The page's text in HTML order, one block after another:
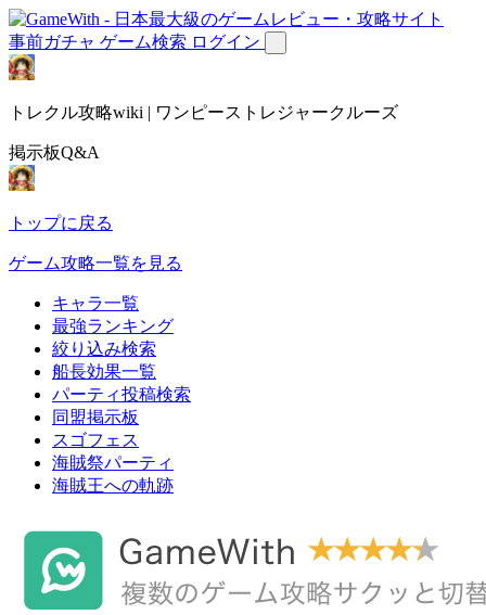
事前ガチャ ゲーム検索 ログイン
トレクル攻略wiki | ワンピーストレジャークルーズ
掲示板Q&A
トップに戻る
ゲーム攻略一覧を見る
キャラ一覧
最強ランキング
絞り込み検索
船長効果一覧
パーティ投稿検索
同盟掲示板
スゴフェス
海賊祭パーティ
海賊王への軌跡